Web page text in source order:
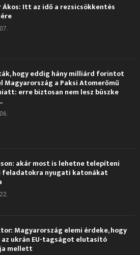
Ákos: Itt az idő a rezsicsökkentés
hogy eddig hány milliárd forintot
a Paksi Atomerőmű
erre biztosan nem lesz büszke
akár most is lehetne telepíteni
feladatokra nyugati katonákat
Magyarország elemi érdeke, hogy
ukrán EU-tagságot elutasító
mellett